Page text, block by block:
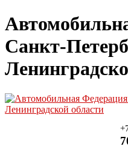
Санкт-